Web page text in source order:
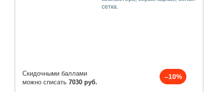
сетка.
Скидочными баллами
можно списать 7030 руб.
–10%